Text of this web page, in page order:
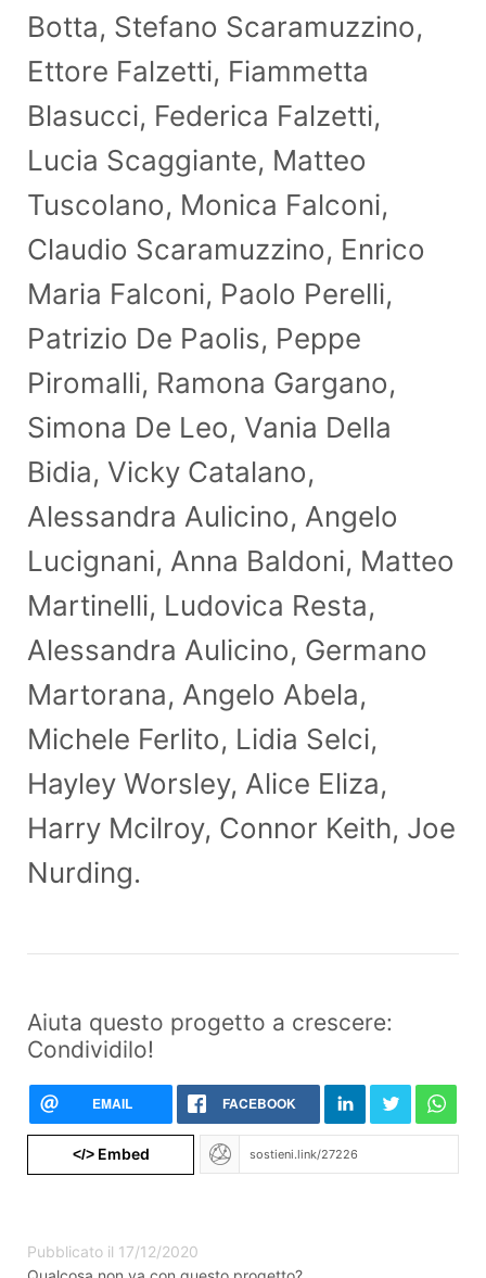
Botta, Stefano Scaramuzzino,
Ettore Falzetti, Fiammetta
Blasucci, Federica Falzetti,
Lucia Scaggiante, Matteo
Tuscolano, Monica Falconi,
Claudio Scaramuzzino, Enrico
Maria Falconi, Paolo Perelli,
Patrizio De Paolis, Peppe
Piromalli, Ramona Gargano,
Simona De Leo, Vania Della
Bidia, Vicky Catalano,
Alessandra Aulicino, Angelo
Lucignani, Anna Baldoni, Matteo
Martinelli, Ludovica Resta,
Alessandra Aulicino, Germano
Martorana, Angelo Abela,
Michele Ferlito, Lidia Selci,
Hayley Worsley, Alice Eliza,
Harry Mcilroy, Connor Keith, Joe
Nurding.
Aiuta questo progetto a crescere:
Condividilo!
EMAIL FACEBOOK
</>Embed
Pubblicato il 17/12/2020